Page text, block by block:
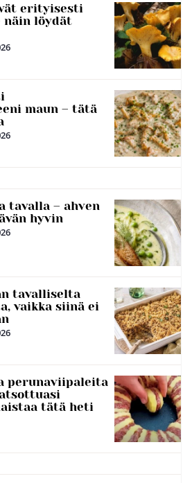
erityisesti
näin löydät
maun – tätä
tavalla – ahven
hyvin
tavalliselta
vaikka siinä ei
perunaviipaleita
tätä heti